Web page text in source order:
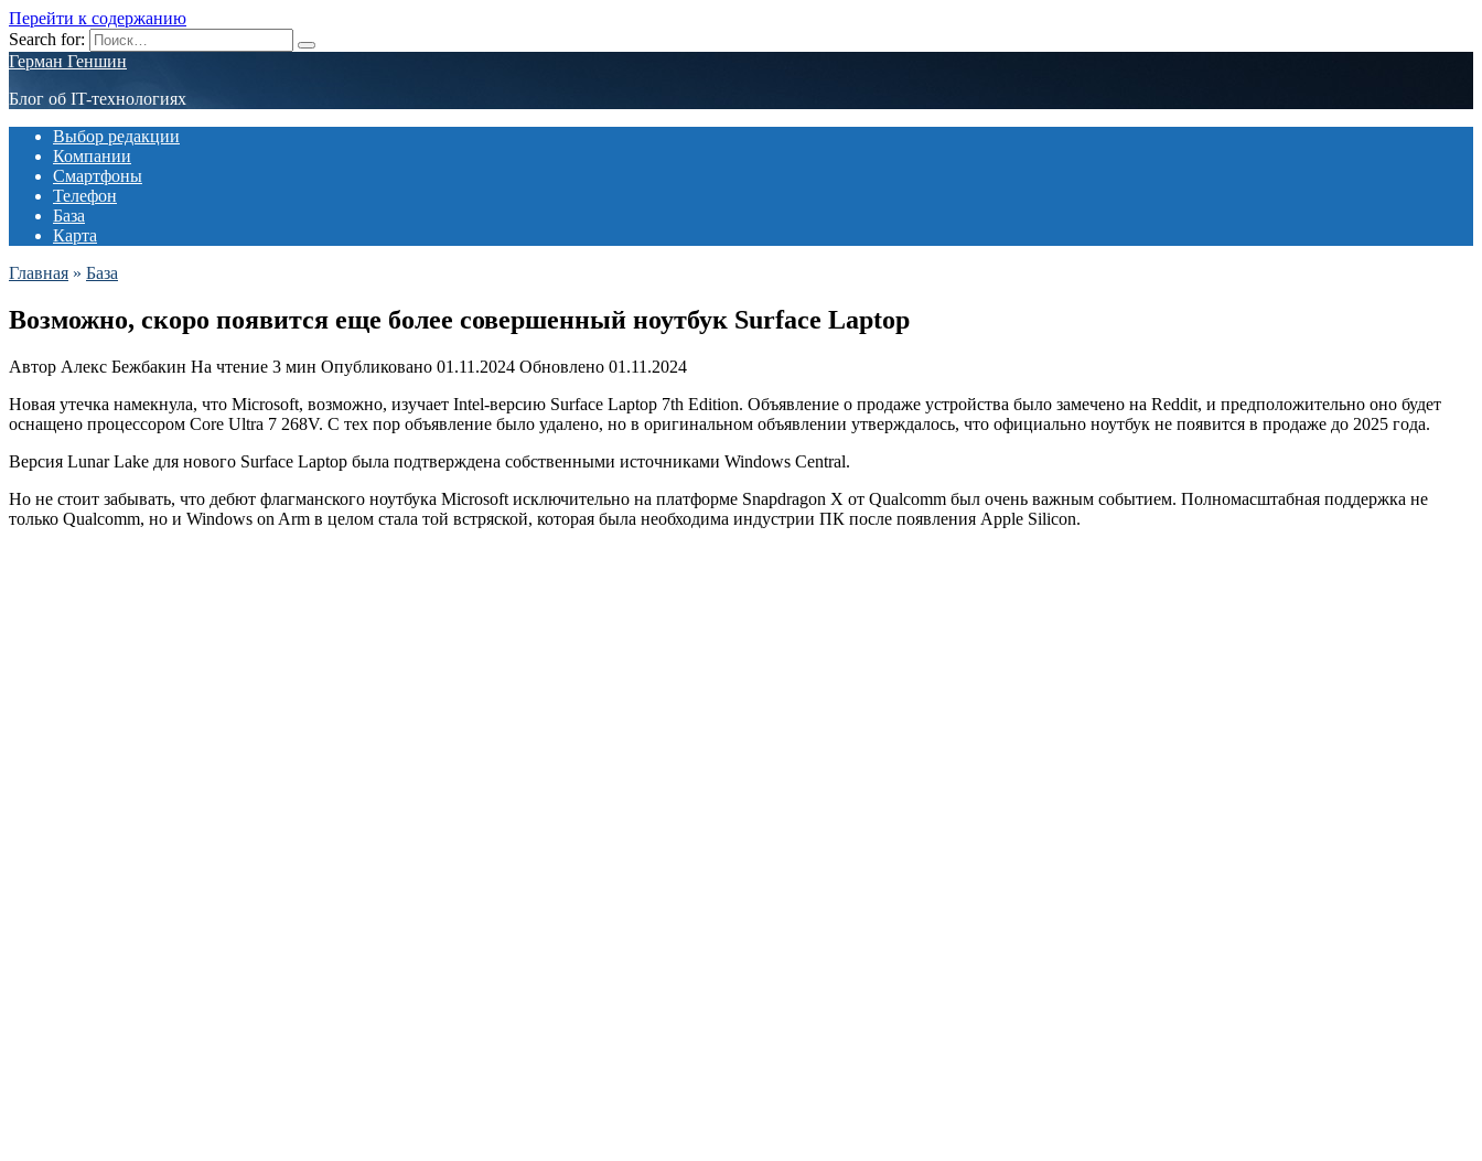
Перейти к содержанию
Search for:
Герман Геншин
Блог об IT-технологиях
Выбор редакции
Компании
Смартфоны
Телефон
База
Карта
Главная » База
Возможно, скоро появится еще более совершенный ноутбук Surface Laptop
Автор Алекс Бежбакин На чтение 3 мин Опубликовано 01.11.2024 Обновлено 01.11.2024
Новая утечка намекнула, что Microsoft, возможно, изучает Intel-версию Surface Laptop 7th Edition. Объявление о продаже устройства было замечено на Reddit, и предположительно оно будет
оснащено процессором Core Ultra 7 268V. С тех пор объявление было удалено, но в оригинальном объявлении утверждалось, что официально ноутбук не появится в продаже до 2025 года.
Версия Lunar Lake для нового Surface Laptop была подтверждена собственными источниками Windows Central.
Но не стоит забывать, что дебют флагманского ноутбука Microsoft исключительно на платформе Snapdragon X от Qualcomm был очень важным событием. Полномасштабная поддержка не
только Qualcomm, но и Windows on Arm в целом стала той встряской, которая была необходима индустрии ПК после появления Apple Silicon.